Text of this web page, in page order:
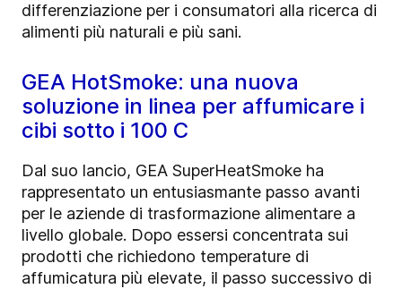
differenziazione per i consumatori alla ricerca di
alimenti più naturali e più sani.
GEA HotSmoke: una nuova
soluzione in linea per affumicare i
cibi sotto i 100 C
Dal suo lancio, GEA SuperHeatSmoke ha
rappresentato un entusiasmante passo avanti
per le aziende di trasformazione alimentare a
livello globale. Dopo essersi concentrata sui
prodotti che richiedono temperature di
affumicatura più elevate, il passo successivo di